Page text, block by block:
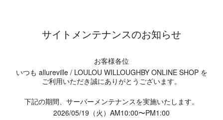
サイトメンテナンスのお知らせ
お客様各位
いつも allureville / LOULOU WILLOUGHBY ONLINE SHOP を
ご利用いただき誠にありがとうございます。
下記の期間、サーバーメンテナンスを実施いたします。
2026/05/19（火）AM10:00〜PM1:00